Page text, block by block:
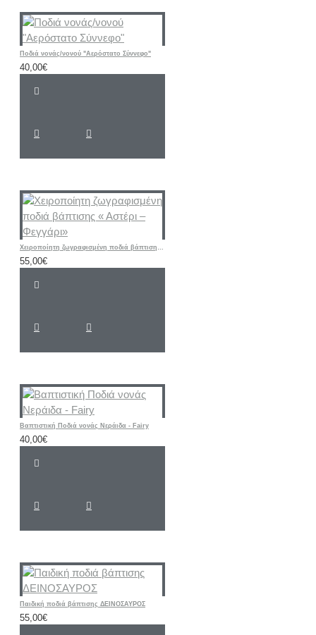
Ποδιά νονάς/νονού "Αερόστατο Σύννεφο"
40,00€
Χειροποίητη ζωγραφισμένη ποδιά βάπτισης « Αστέρι – Φεγγάρι»
55,00€
Βαπτιστική Ποδιά νονάς Νεράιδα - Fairy
40,00€
Παιδική ποδιά βάπτισης ΔΕΙΝΟΣΑΥΡΟΣ
55,00€